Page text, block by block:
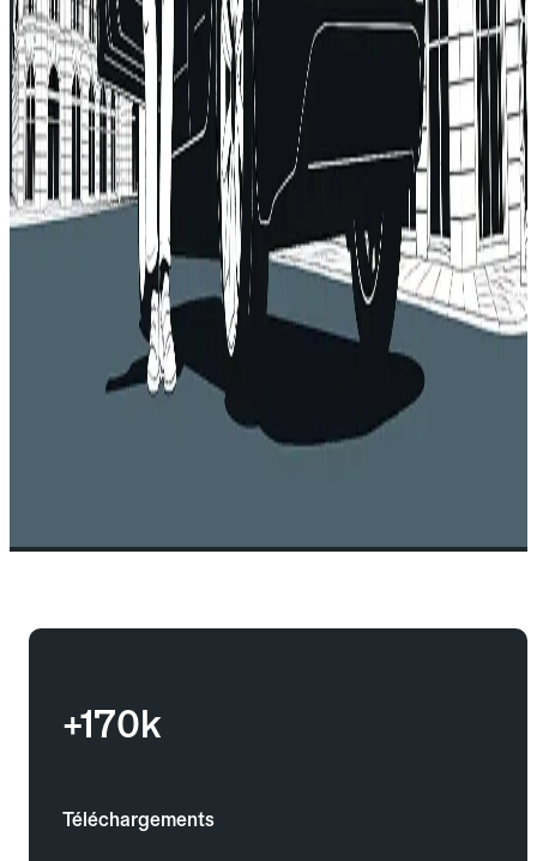
+170k
Téléchargements